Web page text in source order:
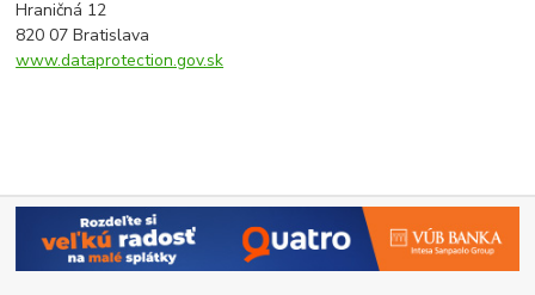
Hraničná 12
820 07 Bratislava
www.dataprotection.gov.sk